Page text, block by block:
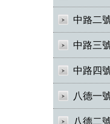
中路二
中路三
中路四
八德一
八德二